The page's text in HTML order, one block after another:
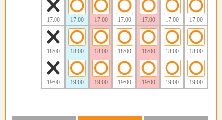
17:00
18:00
19:00
17:00
18:00
19:00
17:00
18:00
19:00
17:00
18:00
19:00
17:00
18:00
19:00
17:00
18:00
19:00
17:00
18:00
19:00